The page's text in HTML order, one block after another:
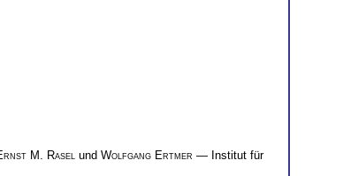
M. Rasel und Wolfgang Ertmer — Institut für